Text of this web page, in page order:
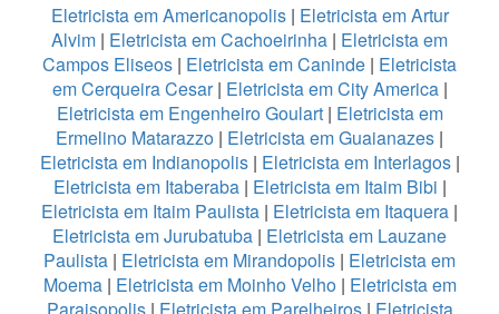
Eletricista em Americanopolis | Eletricista em Artur
Alvim | Eletricista em Cachoeirinha | Eletricista em
Campos Eliseos | Eletricista em Caninde | Eletricista
em Cerqueira Cesar| Eletricista em City America |
Eletricista em Engenheiro Goulart | Eletricista em
Ermelino Matarazzo | Eletricista em Guaianazes |
Eletricista em Indianopolis| Eletricista em Interlagos|
Eletricista em Itaberaba| Eletricista em Itaim Bibi |
Eletricista em Itaim Paulista | Eletricista em Itaquera |
Eletricista em Jurubatuba | Eletricista em Lauzane
Paulista | Eletricista em Mirandopolis | Eletricista em
Moema| Eletricista em Moinho Velho | Eletricista em